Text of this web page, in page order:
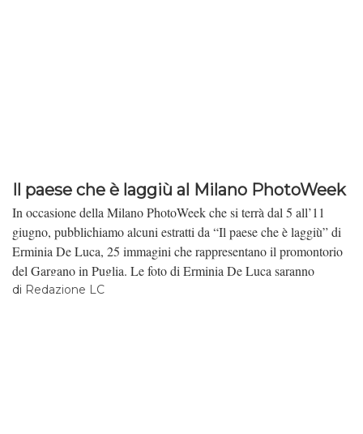
Il paese che è laggiù al Milano PhotoWeek
In occasione della Milano PhotoWeek che si terrà dal 5 all’11
giugno, pubblichiamo alcuni estratti da “Il paese che è laggiù” di
Erminia De Luca, 25 immagini che rappresentano il promontorio
del Gargano in Puglia. Le foto di Erminia De Luca saranno
presentate a partire dal 5 giugno alle 17 in via Tortona 20.
di Redazione LC